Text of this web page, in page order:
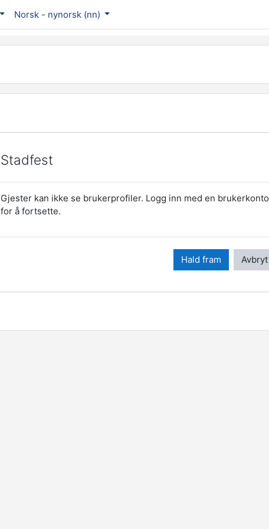
Norsk - nynorsk ‎(nn)‎
Stadfest
Gjester kan ikke se brukerprofiler. Logg inn med en brukerkonto
for å fortsette.
Hald fram Avbryt